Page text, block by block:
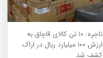
تاجره: ۱۰ تن کالای قاچاق به
ارزش ۱۰۰ میلیارد ریال در اراک
کشف شد